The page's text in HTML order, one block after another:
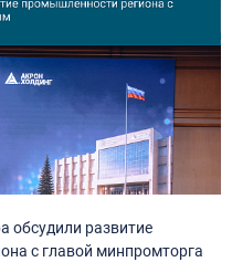
обсудили развитие
с главой минпромторга